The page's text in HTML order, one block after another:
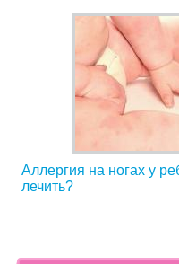
Аллергия на ногах у
лечить?